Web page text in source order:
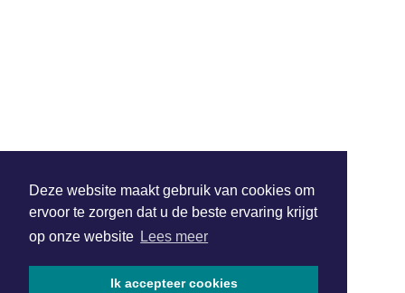
Deze website maakt gebruik van cookies om
ervoor te zorgen dat u de beste ervaring krijgt
op onze website Lees meer
Ik accepteer cookies